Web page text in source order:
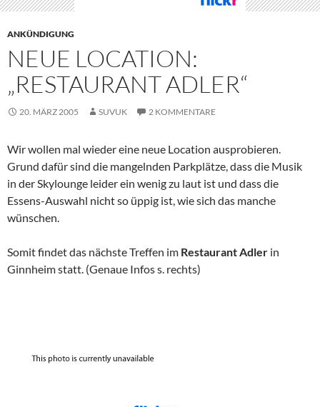
ANKÜNDIGUNG
NEUE LOCATION:
„RESTAURANT ADLER“
20. MÄRZ 2005 SUVUK 2 KOMMENTARE
Wir wollen mal wieder eine neue Location ausprobieren.
Grund dafür sind die mangelnden Parkplätze, dass die Musik
in der Skylounge leider ein wenig zu laut ist und dass die
Essens-Auswahl nicht so üppig ist, wie sich das manche
wünschen.
Somit findet das nächste Treffen im Restaurant Adler in
Ginnheim statt. (Genaue Infos s. rechts)